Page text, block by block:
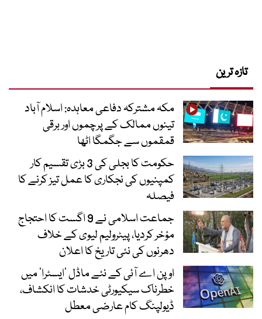
تازہ ترین
مکہ مشترکہ دفاعی معاہدہ: اسلام آباد
تینوں ممالک کے پرچموں اور برقی
قمقموں سے جگمگا اٹھا
حکومت کا بجلی کی 3 بڑی تقسیم کار
کمپنیوں کی نجکاری کا عمل تیز کرنے کا
فیصلہ
جماعت اسلامی نے 9 اگست کا احتجاج
مؤخر کردیا، پیٹرولیم لیوی کے خلاف
دھرنوں کی نئی تاریخ کا اعلان
اوپن اے آئی کے نئے ماڈل ’ایسٹرا‘ میں
خطرناک سیکیورٹی خدشات کا انکشاف،
ڈیولپنگ کام عارضی معطل